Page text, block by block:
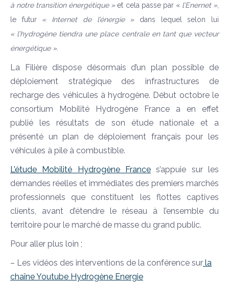
à notre transition énergétique »et cela passe par «l’Enernet »,
le futur « Internet de l’énergie »dans lequel selon lui
« l’hydrogène tiendra une place centrale en tant que vecteur
énergétique ».
La Filière dispose désormais d’un plan possible de
déploiement stratégique des infrastructures de
recharge des véhicules à hydrogène. Début octobre le
consortium Mobilité Hydrogène France a en effet
publié les résultats de son étude nationale et a
présenté un plan de déploiement français pour les
véhicules à pile à combustible.
L’étude Mobilité Hydrogène France s’appuie sur les
demandes réelles et immédiates des premiers marchés
professionnels que constituent les flottes captives
clients, avant d’étendre le réseau à l’ensemble du
territoire pour le marché de masse du grand public.
Pour aller plus loin ;
– Les vidéos des interventions de la conférence sur la
chaîne Youtube Hydrogène Energie